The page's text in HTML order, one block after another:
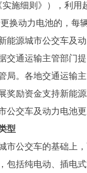
实施细则》），利
换动力电池的，每
能源城市公交车及
交通运输主管部门
局。各地交通运输
奖励资金支持新能
公交车及动力电池
型
市公交车的基础上
包括纯电动、插电